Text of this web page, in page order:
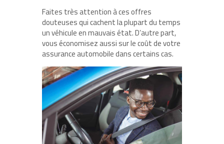
Faites très attention à ces offres
douteuses qui cachent la plupart du temps
un véhicule en mauvais état. D’autre part,
vous économisez aussi sur le coût de votre
assurance automobile dans certains cas.